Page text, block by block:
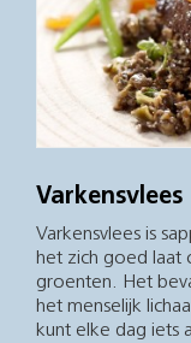
Varkensvlees
Varkensvlees is
het zich goed laat
groenten. Het
het menselijk
kunt elke dag iets